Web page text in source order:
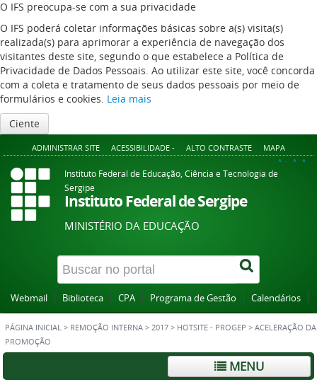
O IFS preocupa-se com a sua privacidade
O IFS poderá coletar informações básicas sobre a(s) visita(s)
realizada(s) para aprimorar a experiência de navegação dos
visitantes deste site, segundo o que estabelece a Política de
Privacidade de Dados Pessoais. Ao utilizar este site, você concorda
com a coleta e tratamento de seus dados pessoais por meio de
formulários e cookies. Leia mais
Ciente
ADMINISTRAR SITE ACESSIBILIDADE - ALTO CONTRASTE MAPA
A+ A A-
Instituto Federal de Educação, Ciência e Tecnologia de
Sergipe
Instituto Federal de Sergipe
MINISTÉRIO DA EDUCAÇÃO
Webmail Biblioteca CPA Programa de Gestão Calendários
PÁGINA INICIAL > REMOÇÃO INTERNA > 2017 > HOTSITE - PROGEP > ACELERAÇÃO DA
PROMOÇÃO
MENU